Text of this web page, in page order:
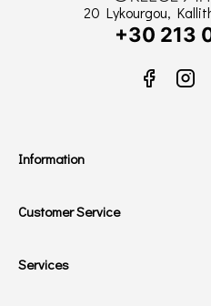
20 Lykourgou,
+30 213
Information
Customer Service
Services